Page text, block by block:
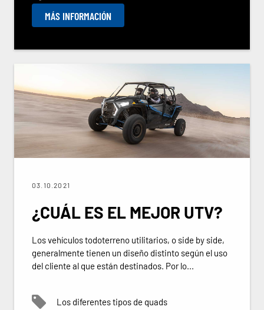
MÁS INFORMACIÓN
03.10.2021
¿CUÁL ES EL MEJOR UTV?
Los vehículos todoterreno utilitarios, o side by side,
generalmente tienen un diseño distinto según el uso
del cliente al que están destinados. Por lo...
Los diferentes tipos de quads